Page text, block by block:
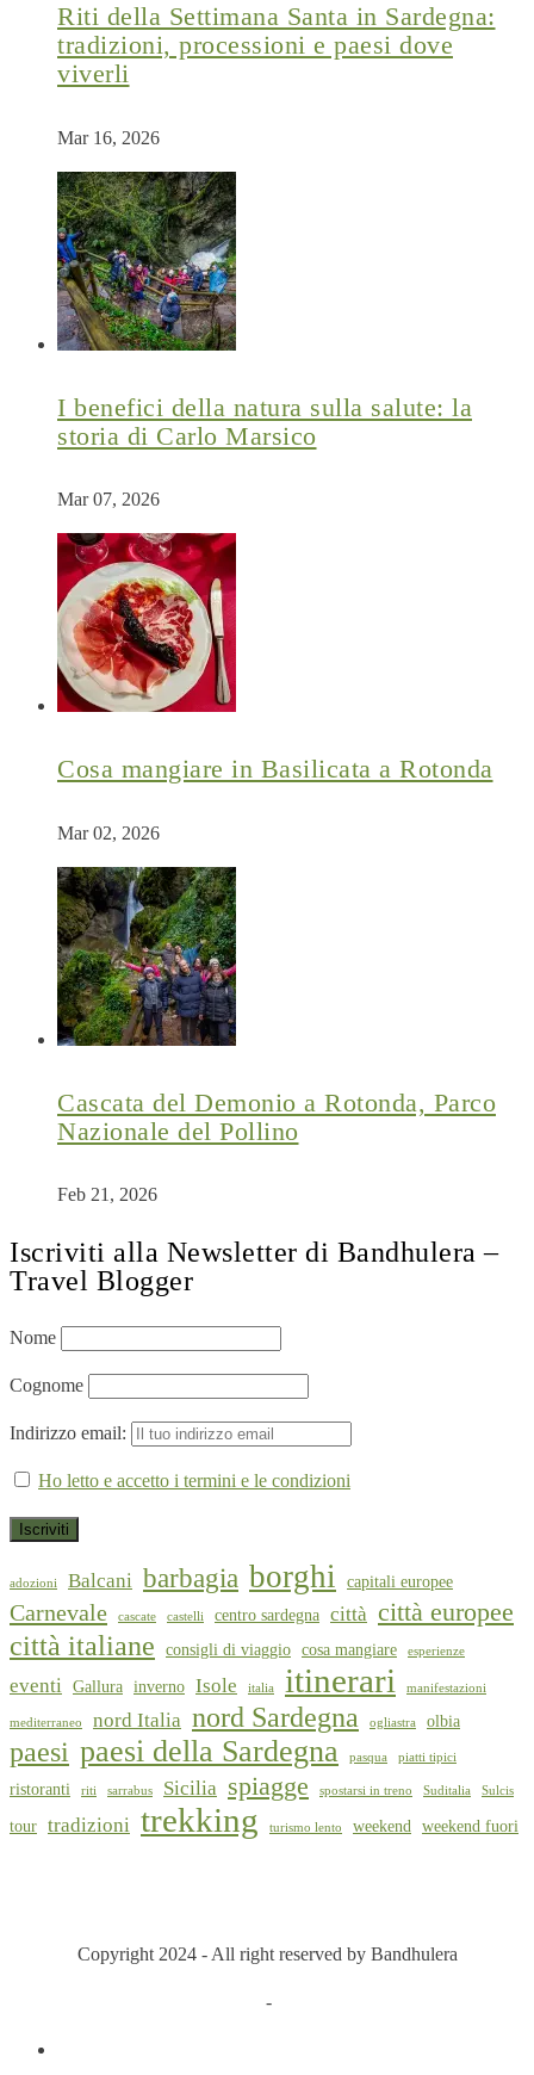
Riti della Settimana Santa in Sardegna:
tradizioni, processioni e paesi dove
viverli
Mar 16, 2026
I benefici della natura sulla salute: la
storia di Carlo Marsico
Mar 07, 2026
Cosa mangiare in Basilicata a Rotonda
Mar 02, 2026
Cascata del Demonio a Rotonda, Parco
Nazionale del Pollino
Feb 21, 2026
Iscriviti alla Newsletter di Bandhulera –
Travel Blogger
Nome
Cognome
Indirizzo email:
Ho letto e accetto i termini e le condizioni
adozioni Balcani barbagia borghi capitali europee
Carnevale cascate castelli centro sardegna città città europee
città italiane consigli di viaggio cosa mangiare esperienze
eventi Gallura inverno Isole italia itinerari manifestazioni
mediterraneo nord Italia nord Sardegna ogliastra olbia
paesi paesi della Sardegna pasqua piatti tipici
ristoranti riti sarrabus Sicilia spiagge spostarsi in treno Suditalia Sulcis
tour tradizioni trekking turismo lento weekend weekend fuori
Copyright 2024 - All right reserved by Bandhulera
-